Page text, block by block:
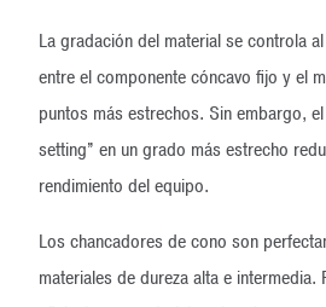
La gradación del material se controla
entre el componente cóncavo fijo y el
puntos más estrechos. Sin embargo,
setting” en un grado más estrecho
rendimiento del equipo.
Los chancadores de cono son
materiales de dureza alta e intermedia.